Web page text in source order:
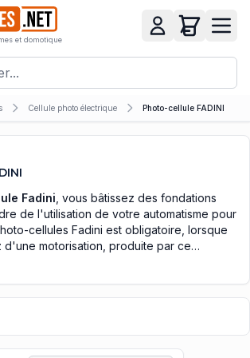
et domotique
Cellule photo électrique Photo-cellule FADINI
Fadini , vous bâtissez des fondations
de l'utilisation de votre automatisme pour
cellules Fadini est obligatoire, lorsque
motorisation, produite par ce
être mises en place sur le côté
qui donne sur la voie publique. Pour plus de
du portail, celui qui fourni l'accès à votre
composant est en charge certifier les